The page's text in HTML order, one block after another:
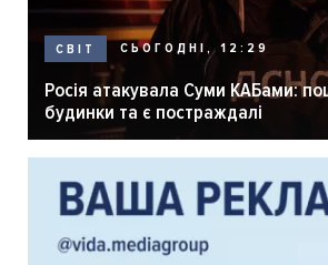
СВІТ СЬОГОДНІ, 12:29
Росія атакувала Суми КАБами:
будинки та є постраждалі